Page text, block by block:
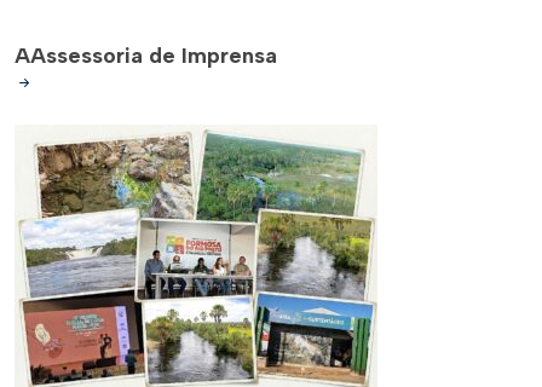
AAssessoria de Imprensa